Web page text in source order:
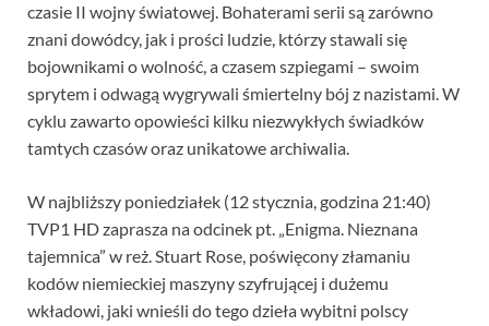
czasie II wojny światowej. Bohaterami serii są zarówno
znani dowódcy, jak i prości ludzie, którzy stawali się
bojownikami o wolność, a czasem szpiegami – swoim
sprytem i odwagą wygrywali śmiertelny bój z nazistami. W
cyklu zawarto opowieści kilku niezwykłych świadków
tamtych czasów oraz unikatowe archiwalia.
W najbliższy poniedziałek (12 stycznia, godzina 21:40)
TVP1 HD zaprasza na odcinek pt. „Enigma. Nieznana
tajemnica” w reż. Stuart Rose, poświęcony złamaniu
kodów niemieckiej maszyny szyfrującej i dużemu
wkładowi, jaki wnieśli do tego dzieła wybitni polscy